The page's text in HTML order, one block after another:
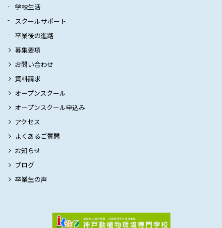
学校生活
スクールサポート
卒業後の進路
募集要項
お問い合わせ
資料請求
オープンスクール
オープンスクール申込み
アクセス
よくあるご質問
お知らせ
ブログ
卒業生の声